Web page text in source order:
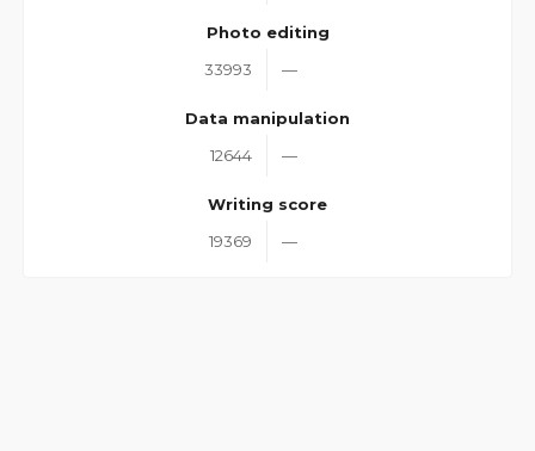
Photo editing
33993
—
Data manipulation
12644
—
Writing score
19369
—